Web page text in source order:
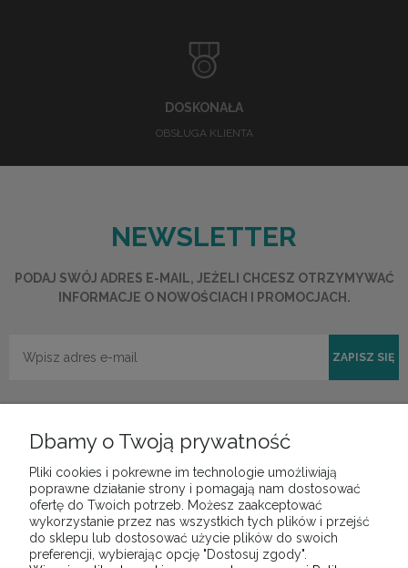
DOSKONAŁA
OBSŁUGA KLIENTA
NEWSLETTER
PODAJ SWÓJ ADRES E-MAIL, JEŻELI CHCESZ OTRZYMYWAĆ
INFORMACJE O NOWOŚCIACH I PROMOCJACH.
ZAPISZ SIĘ
POMOC
MOJE KONTO
Dbamy o Twoją prywatność
Pliki cookies i pokrewne im technologie umożliwiają
poprawne działanie strony i pomagają nam dostosować
ofertę do Twoich potrzeb. Możesz zaakceptować
wykorzystanie przez nas wszystkich tych plików i przejść
do sklepu lub dostosować użycie plików do swoich
preferencji, wybierając opcję "Dostosuj zgody".